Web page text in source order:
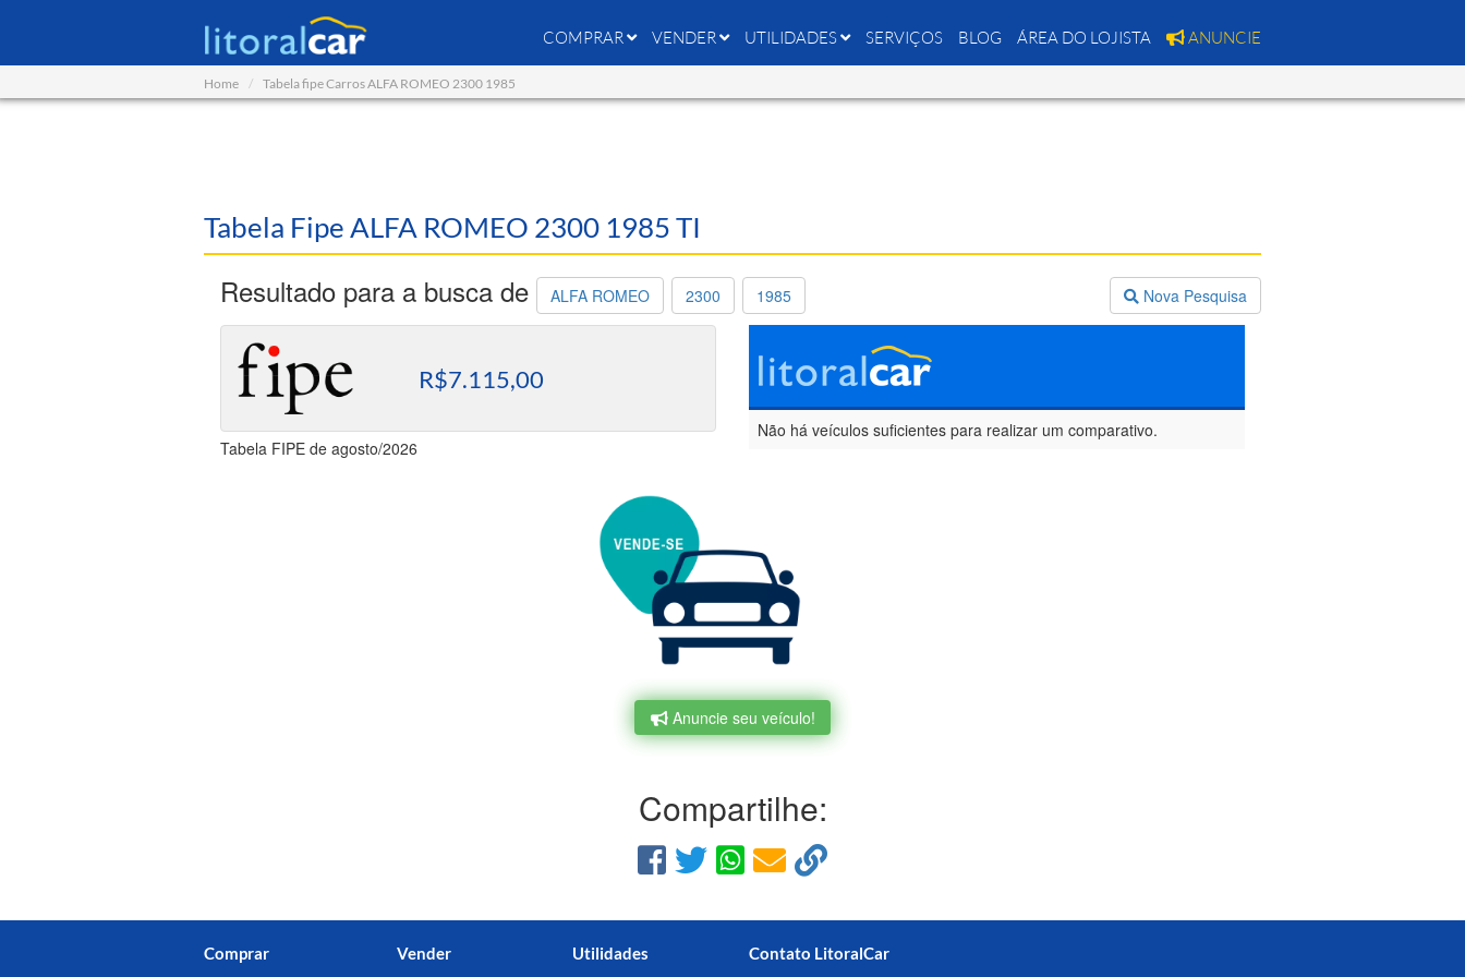
COMPRAR VENDER UTILIDADES SERVIÇOS BLOG ÁREA DO LOJISTA ANUNCIE
Home Tabela fipe Carros ALFA ROMEO 2300 1985
Tabela Fipe ALFA ROMEO 2300 1985 TI
Resultado para a busca de ALFA ROMEO 2300 1985 Nova Pesquisa
R$7.115,00
Tabela FIPE de agosto/2026
Não há veículos suficientes para realizar um comparativo.
Anuncie seu veículo!
Compartilhe:
Comprar Vender Utilidades Contato LitoralCar